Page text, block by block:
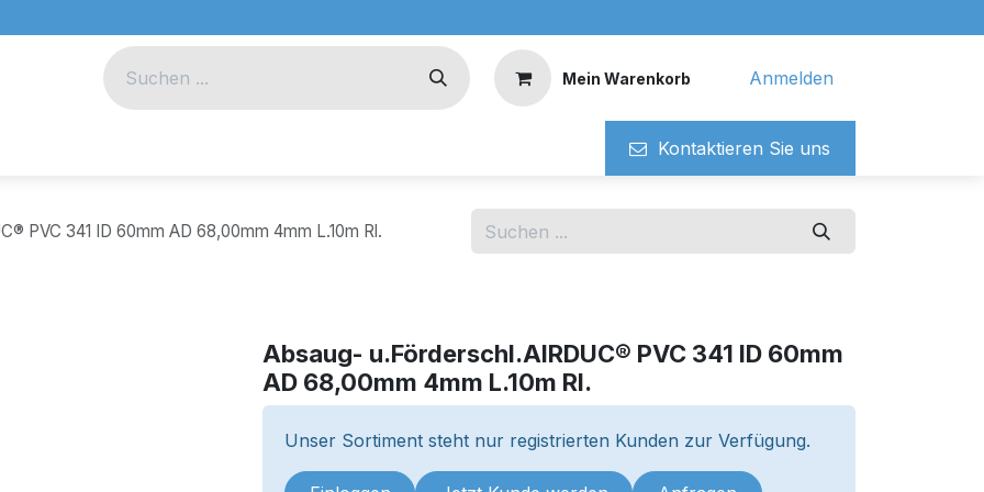
Mein Warenkorb Anmelden
Kontaktieren ​​Si​​e uns
PVC 341 ID 60mm AD 68,00mm 4mm L.10m Rl.
Absaug- u.Förderschl.AIRDUC® PVC 341 ID 60mm
AD 68,00mm 4mm L.10m Rl.
Unser Sortiment steht nur registrierten Kunden zur Verfügung.